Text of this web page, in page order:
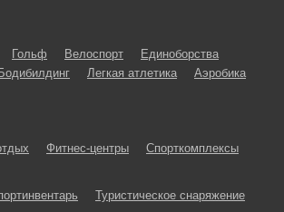
Гольф Велоспорт
Единоборства
Бодибилдинг Легкая атлетика
Аэробика
Фитнес-центры
Спорткомплексы
Туристическое снаряжение